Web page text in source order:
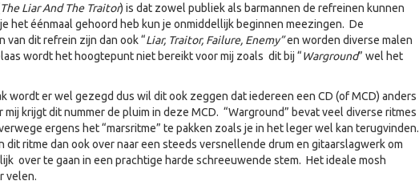
The Liar And The Traitor) is dat zowel publiek als barmannen de refreinen kunnen
het éénmaal gehoord heb kun je onmiddellijk beginnen meezingen. De
van dit refrein zijn dan ook “Liar, Traitor, Failure, Enemy”en worden diverse malen
wordt het hoogtepunt niet bereikt voor mij zoals dit bij “Warground” wel het
wordt er wel gezegd dus wil dit ook zeggen dat iedereen een CD (of MCD) anders
mij krijgt dit nummer de pluim in deze MCD. “Warground” bevat veel diverse ritmes
ergens het “marsritme” te pakken zoals je in het leger wel kan terugvinden.
dit ritme dan ook over naar een steeds versnellende drum en gitaarslagwerk om
over te gaan in een prachtige harde schreeuwende stem. Het ideale mosh
velen.